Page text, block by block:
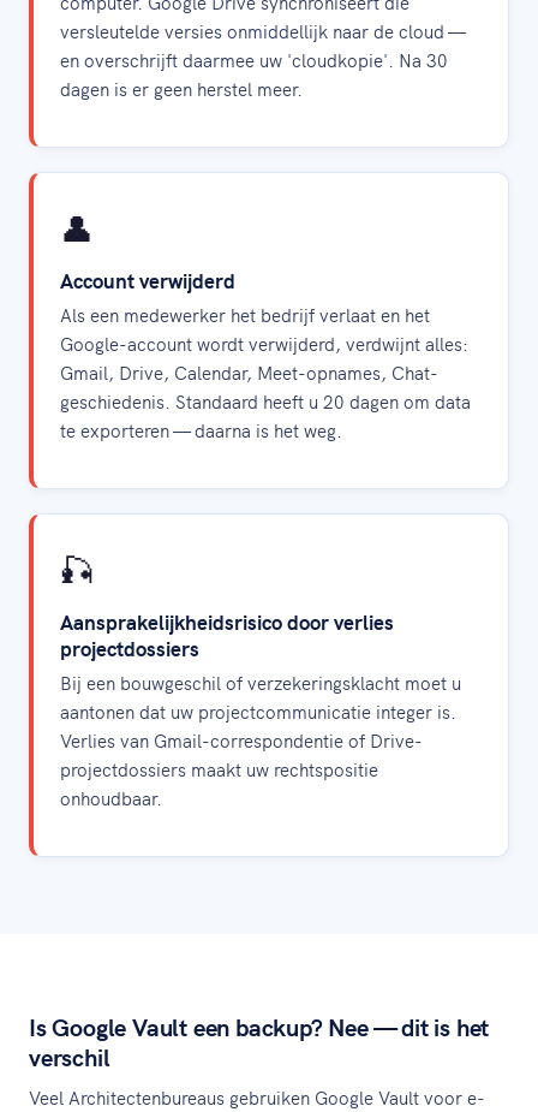
versleutelde versies onmiddellijk naar de cloud —
en overschrijft daarmee uw 'cloudkopie'. Na 30
dagen is er geen herstel meer.
👤
Account verwijderd
Als een medewerker het bedrijf verlaat en het
Google-account wordt verwijderd, verdwijnt alles:
Gmail, Drive, Calendar, Meet-opnames, Chat-
geschiedenis. Standaard heeft u 20 dagen om data
te exporteren — daarna is het weg.
🎣
Aansprakelijkheidsrisico door verlies
projectdossiers
Bij een bouwgeschil of verzekeringsklacht moet u
aantonen dat uw projectcommunicatie integer is.
Verlies van Gmail-correspondentie of Drive-
projectdossiers maakt uw rechtspositie
onhoudbaar.
Is Google Vault een backup? Nee — dit is het
verschil
Veel Architectenbureaus gebruiken Google Vault voor e-